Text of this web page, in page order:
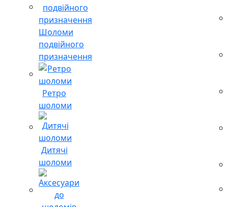
Шоломи
подвійного
призначення
Ретро
шоломи
Дитячі
шоломи